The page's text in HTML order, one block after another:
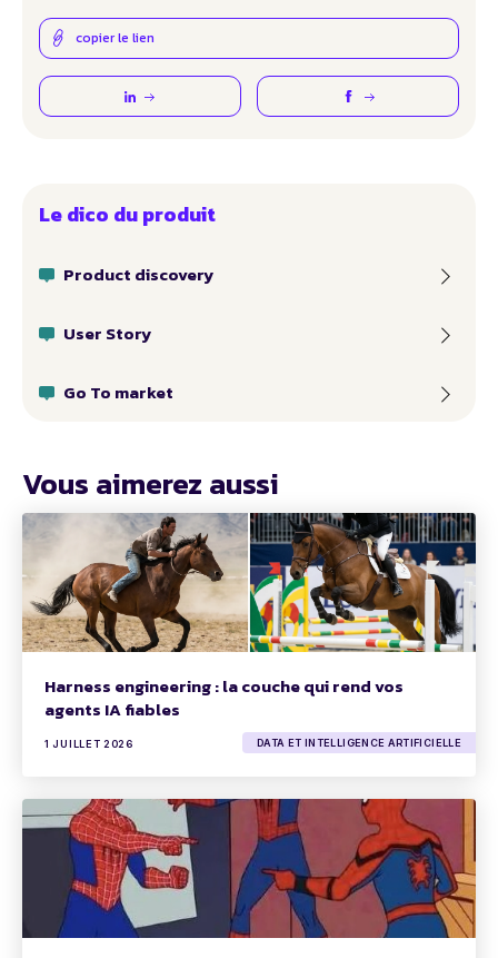
copier le lien
Le dico du produit
Product discovery
User Story
Go To market
Vous aimerez aussi
Harness engineering : la couche qui rend vos
agents IA fiables
1 JUILLET 2026 DATA ET INTELLIGENCE ARTIFICIELLE